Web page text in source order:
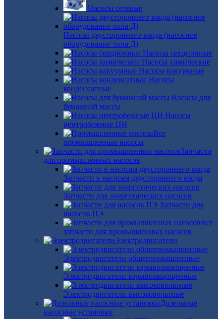
Насосы сетевые
Насосы двустороннего входа (насосное
оборудование типа Д)
Насосы секционные
Насосы химические
Насосы вакуумные
Насосы
конденсатные
Насосы для
бумажной массы
Насосы
центробежные ЦН
Все
промышленные насосы
Запчасти
для промышленных насосов
Запчасти к насосам двустороннего входа
Запчасти для энергетических насосов
Запчасти для
насосов ПЭ
Все
запчасти для промышленных насосов
Электродвигатели
Электродвигатели общепромышленные
Электродвигатели взрывозащищенные
Электродвигатели высоковольтные
Дизельные
насосные установки